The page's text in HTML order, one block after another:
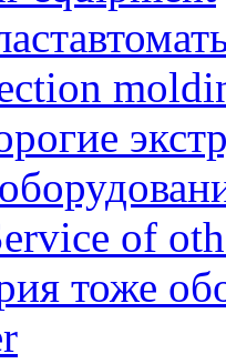
of
тоже